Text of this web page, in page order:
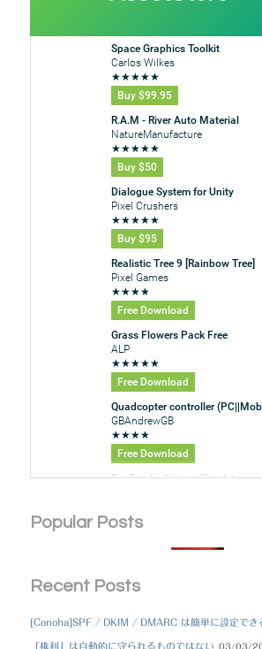
Popular Posts
Recent Posts
[Conoha]SPF / DKIM / DMARC は簡単に設定でき
「権利」は自動的に守られるものではない 03/03/